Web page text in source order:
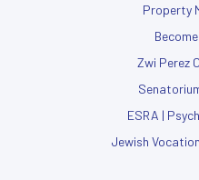
Property
Zwi Perez
ESRA |
Jewish